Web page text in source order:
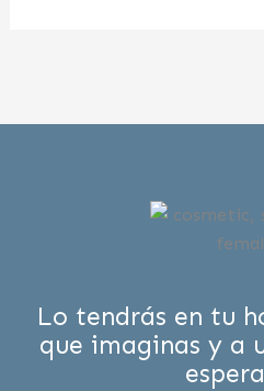
Lo tendrás en tu
que imaginas y a